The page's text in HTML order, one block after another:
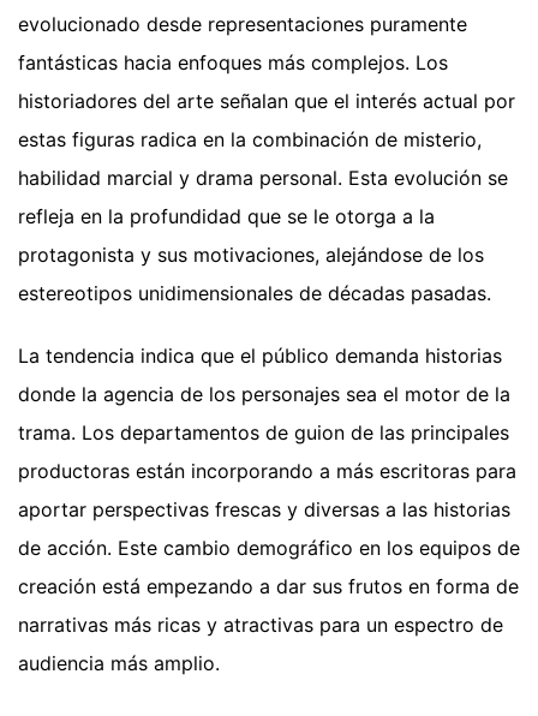
evolucionado desde representaciones puramente
fantásticas hacia enfoques más complejos. Los
historiadores del arte señalan que el interés actual por
estas figuras radica en la combinación de misterio,
habilidad marcial y drama personal. Esta evolución se
refleja en la profundidad que se le otorga a la
protagonista y sus motivaciones, alejándose de los
estereotipos unidimensionales de décadas pasadas.
La tendencia indica que el público demanda historias
donde la agencia de los personajes sea el motor de la
trama. Los departamentos de guion de las principales
productoras están incorporando a más escritoras para
aportar perspectivas frescas y diversas a las historias
de acción. Este cambio demográfico en los equipos de
creación está empezando a dar sus frutos en forma de
narrativas más ricas y atractivas para un espectro de
audiencia más amplio.